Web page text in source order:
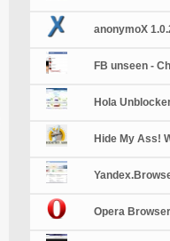
anonymoX
FB unseen -
Hola
Hide My Ass!
Opera